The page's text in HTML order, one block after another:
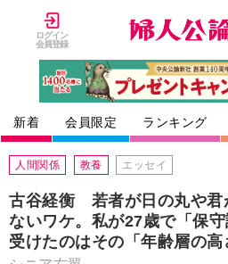
ログイン
会員登録
新着 会員限定 ランキング
人間関係 教養 エッセイ
古谷経衡 若者が日の丸や君
ないワケ。私が27歳で「保
受けたのはその「年齢層の高